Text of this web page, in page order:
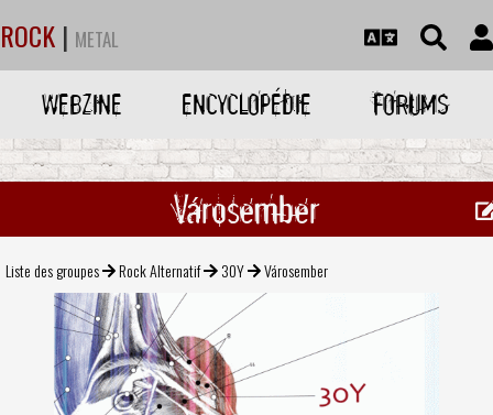
ROCK | METAL
WEBZINE ENCYCLOPÉDIE FORUMS
Városember
Liste des groupes Rock Alternatif 30Y Városember